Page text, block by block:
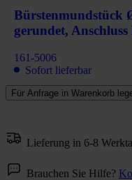
Bürstenmundstück
gerundet,
161-5006
Sofort lieferbar
Für Anfrage in Warenkorb
Lieferung in 6-8
Brauchen Sie Hilfe?